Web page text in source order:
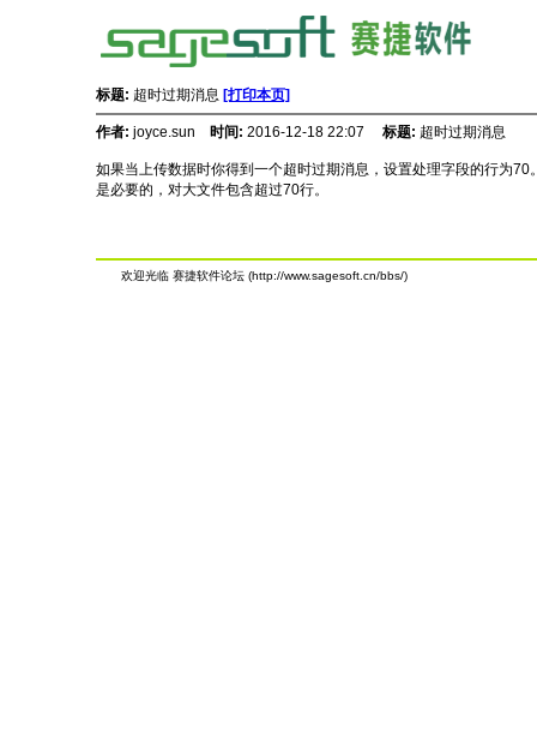
标题: 超时过期消息 [打印本页]
作者: joyce.sun 时间: 2016-12-18 22:07 标题: 超时过期消息
如果当上传数据时你得到一个超时过期消息，设置处理字段的行为
是必要的，对大文件包含超过70行。
欢迎光临 赛捷软件论坛 (http://www.sagesoft.cn/bbs/)